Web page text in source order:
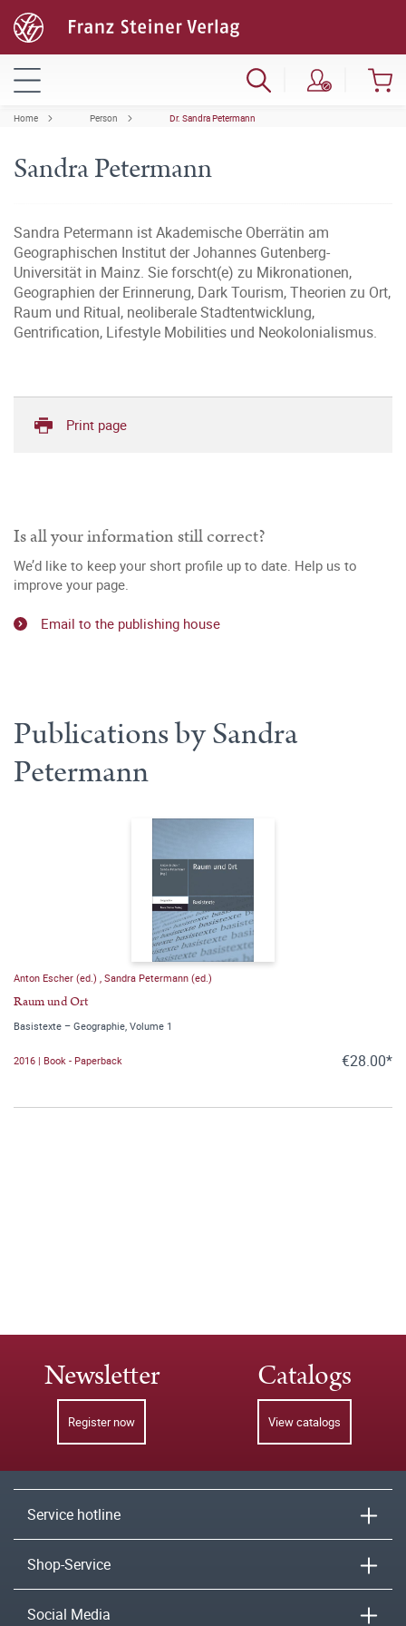
Home Person Dr. Sandra Petermann
Sandra Petermann
Sandra Petermann ist Akademische Oberrätin am
Geographischen Institut der Johannes Gutenberg-
Universität in Mainz. Sie forscht(e) zu Mikronationen,
Geographien der Erinnerung, Dark Tourism, Theorien zu Ort,
Raum und Ritual, neoliberale Stadtentwicklung,
Gentrification, Lifestyle Mobilities und Neokolonialismus.
Print page
Is all your information still correct?
We’d like to keep your short profile up to date. Help us to
improve your page.
Email to the publishing house
Publications by Sandra
Petermann
Anton Escher (ed.) Sandra Petermann (ed.)
Raum und Ort
Basistexte – Geographie, Volume 1
2016 | Book - Paperback €28.00*
Newsletter
Register now
Catalogs
View catalogs
Service hotline
Shop-Service
Social Media